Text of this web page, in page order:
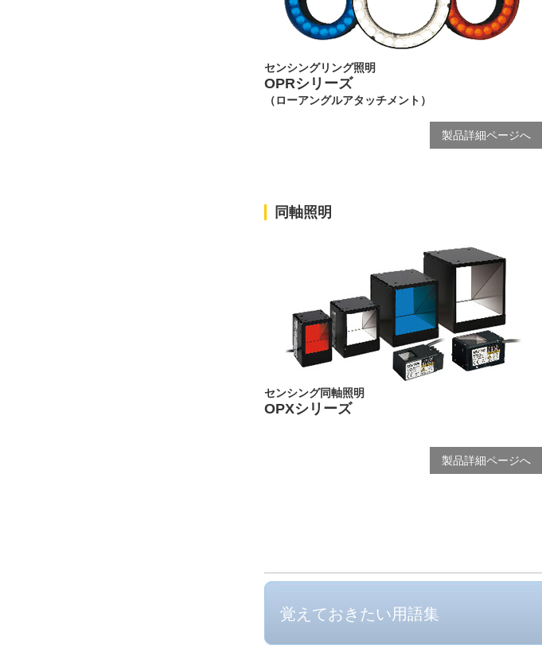
センシングリング照明
OPRシリーズ
（ローアングルアタッチメント）
製品詳細ページへ
同軸照明
センシング同軸照明
OPXシリーズ
製品詳細ページへ
覚えておきたい用語集